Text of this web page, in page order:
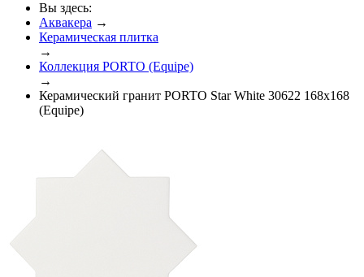
Вы здесь:
Аквакера →
Керамическая плитка
→
Коллекция PORTO (Equipe)
→
Керамический гранит PORTO Star White 30622 168x168
(Equipe)